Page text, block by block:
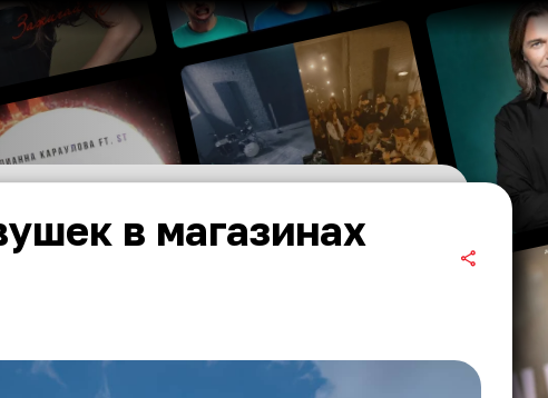
в магазинах